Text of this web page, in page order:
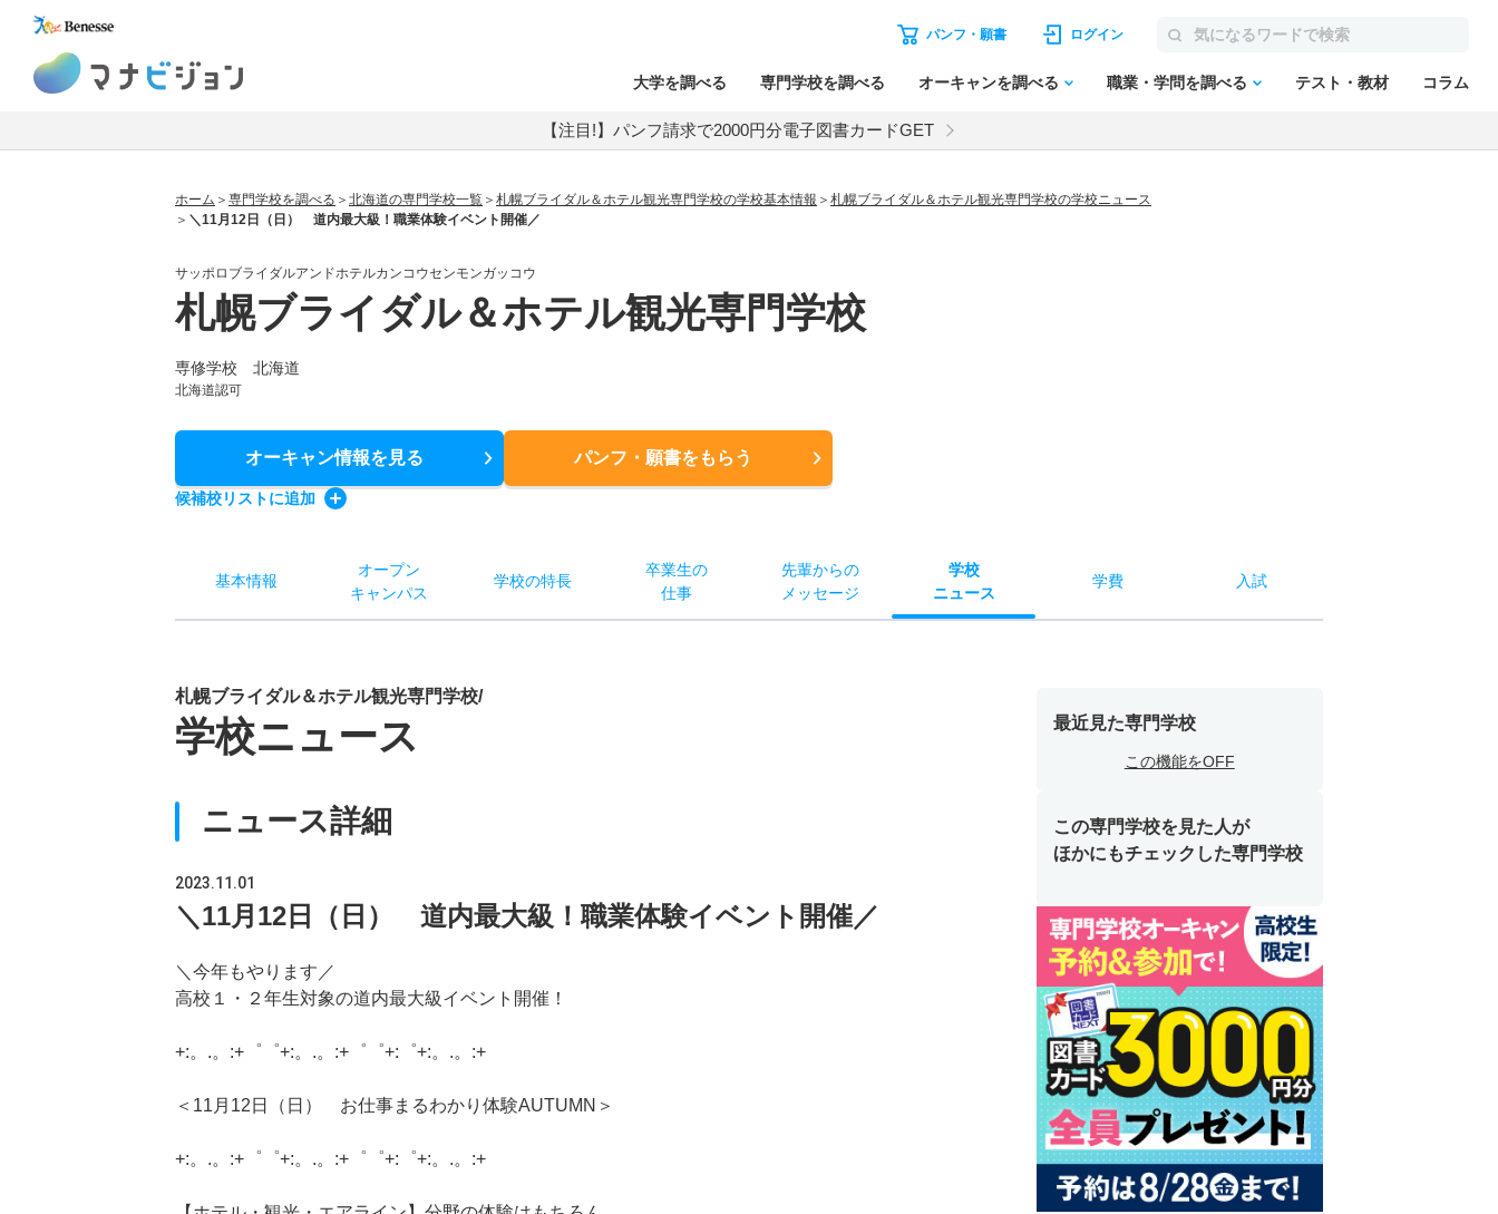
パンフ・願書 ログイン
大学を調べる 専門学校を調べる オーキャンを調べる 職業・学問を調べる テスト・教材 コラム
【注目!】パンフ請求で2000円分電子図書カードGET
ホーム 専門学校を調べる 北海道の専門学校一覧 札幌ブライダル＆ホテル観光専門学校の学校基本情報
札幌ブライダル＆ホテル観光専門学校の学校ニュース
＼11月12日（日） 道内最大級！職業体験イベント開催／
サッポロブライダルアンドホテルカンコウセンモンガッコウ
札幌ブライダル＆ホテル観光専門学校
専修学校 北海道
北海道認可
オーキャン情報を見る パンフ・願書をもらう
候補校リストに追加
基本情報
オープン
キャンパス
学校の特長
卒業生の
仕事
先輩からの
メッセージ
学校
ニュース
学費 入試
札幌ブライダル＆ホテル観光専門学校/
学校ニュース
ニュース詳細
2023.11.01
＼11月12日（日） 道内最大級！職業体験イベント開催／
＼今年もやります／
高校１・２年生対象の道内最大級イベント開催！
+:。.。:+゜゜+:。.。:+゜゜+:゜+:。.。:+
＜11月12日（日） お仕事まるわかり体験AUTUMN＞
+:。.。:+゜゜+:。.。:+゜゜+:゜+:。.。:+
最近見た専門学校
この機能をOFF
この専門学校を見た人が
ほかにもチェックした専門学校